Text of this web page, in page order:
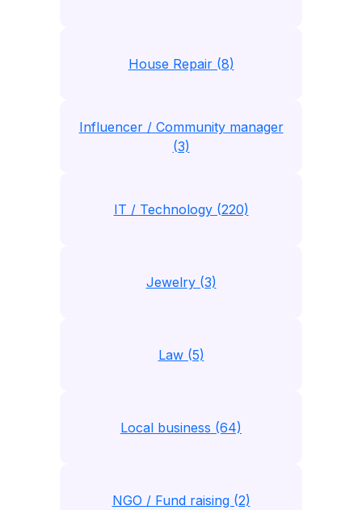
House Repair (8)
Influencer / Community manager
(3)
IT / Technology (220)
Jewelry (3)
Law (5)
Local business (64)
NGO / Fund raising (2)